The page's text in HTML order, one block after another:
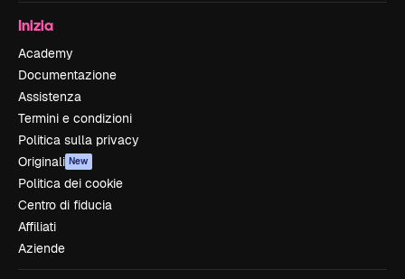
Inizia
Academy
Documentazione
Assistenza
Termini e condizioni
Politica sulla privacy
Originali New
Politica dei cookie
Centro di fiducia
Affiliati
Aziende